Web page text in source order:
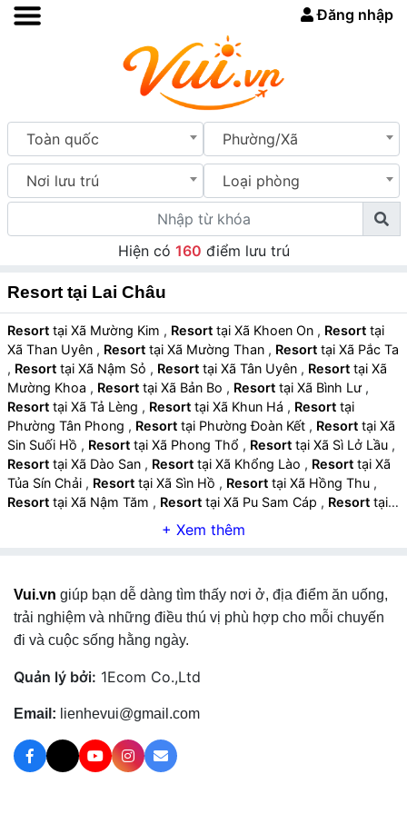
Đăng nhập
Toàn quốc Phường/Xã
Nơi lưu trú Loại phòng
Hiện có 160 điểm lưu trú
Resort tại Lai Châu
Resort tại Xã Mường Kim , Resort tại Xã Khoen On , Resort tại
Xã Than Uyên , Resort tại Xã Mường Than , Resort
tại Xã Pắc Ta
, Resort tại Xã Nậm Sỏ , Resort tại Xã Tân Uyên , Resort tại Xã
Mường Khoa , Resort tại Xã Bản Bo , Resort tại Xã Bình Lư ,
Resort
tại Xã Tả Lèng , Resort tại Xã Khun Há , Resort tại
Phường Tân Phong , Resort tại Phường Đoàn Kết , Resort tại Xã
Sin Suối Hồ , Resort tại Xã Phong Thổ , Resort tại Xã Sì Lở Lầu ,
Resort
tại Xã Dào San , Resort tại Xã Khổng Lào , Resort tại Xã
Tủa Sín Chải , Resort tại Xã Sìn Hồ , Resort tại Xã Hồng Thu ,
Resort
tại Xã Nậm Tăm , Resort tại Xã Pu Sam Cáp , Resort tại
tại Xã Nậm Mạ
Resort tại Xã Mường Mô
Thu Lũm,Resort tại Xã Pa Ủ,Resort tại Xã Tà Tổng ,Resorttại
Xã Mù Cả,
Vui.vn giúp bạn dễ dàng tìm thấy nơi ở, địa điểm ăn uống,
trải nghiệm và những điều thú vị phù hợp cho mỗi chuyến
đi và cuộc sống hằng ngày.
Quản lý bởi: 1Ecom Co.,Ltd
Email: lienhevui@gmail.com